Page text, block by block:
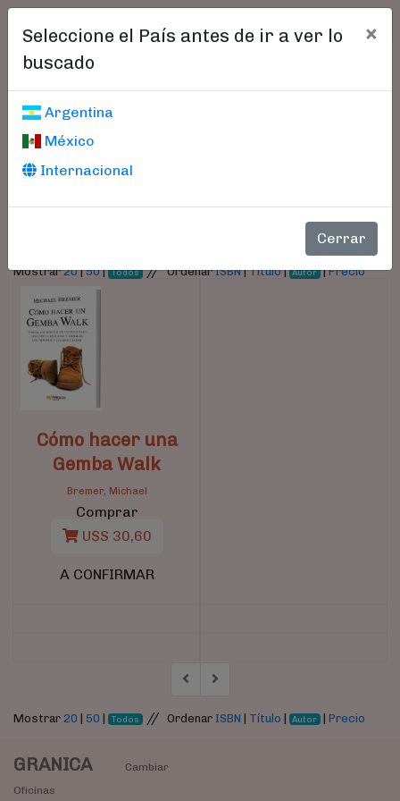
Seleccione el País antes de ir a ver lo
buscado
×
Argentina
México
Internacional
Cerrar
Libros encontrados
Parámetros
Mostrar20|50| Todos //OrdenarISBN|Título| Autor |Precio
Cómo hacer una
Gemba Walk
Bremer, Michael
Comprar
U$S 30,60
A CONFIRMAR
Mostrar 20 50 Todos // Ordenar ISBN Título Autor |Precio
GRANICA
Cambiar
Oficinas